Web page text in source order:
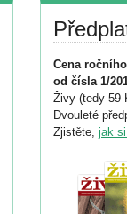
Cena
od čísla 1/
Živy (tedy 59
Dvouleté
Zjistěte, jak